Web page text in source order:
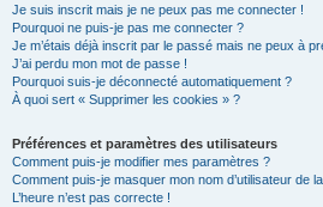
Je suis inscrit mais je ne peux pas me connecter !
Pourquoi ne puis-je pas me connecter ?
Je m’étais déjà inscrit par le passé mais ne peux à
J’ai perdu mon mot de passe !
Pourquoi suis-je déconnecté automatiquement ?
À quoi sert « Supprimer les cookies » ?
Préférences et paramètres des utilisateurs
Comment puis-je modifier mes paramètres ?
Comment puis-je masquer mon nom d’utilisateur de
L’heure n’est pas correcte !